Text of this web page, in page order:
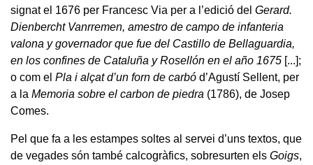
signat el 1676 per Francesc Via per a l’edició del Gerard.
Dienbercht Vanrremen, amestro de campo de infanteria
valona y governador que fue del Castillo de Bellaguardia,
en los confines de Cataluña y Rosellón en el año 1675 [...];
o com el Pla i alçat d’un forn de carbó d’Agustí Sellent, per
a la Memoria sobre el carbon de piedra (1786), de Josep
Comes.
Pel que fa a les estampes soltes al servei d’uns textos, que
de vegades són també calcogràfics, sobresurten els Goigs,